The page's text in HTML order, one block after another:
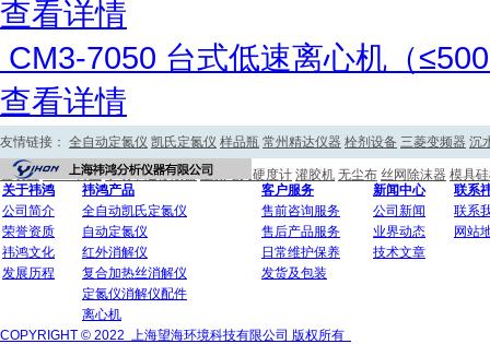
查看详情
CM3-7050 台式低速离心机（
查看详情
友情链接： 全自动定氮仪 凯氏定氮仪 样品瓶 常州精达仪器 栓剂设备 三菱变频器 沉
验装置 PTFE衬里 手动单道移液器 显微维氏硬度计 灌胶机 无尘布 丝网除沫器 模具
关于祎鸿
祎鸿产品 客户服务 新闻中心
联系
公司简介
全自动凯氏定氮仪 售前咨询服务 公司新闻
联系
荣誉资质
自动定氮仪 售后产品服务 业界动态
网站
祎鸿文化
红外消解仪 日常维护保养
技术文章
发展历程
复合加热丝消解仪
发货及包装
定氮仪消解仪配件
离心机
COPYRIGHT © 2022 上海望海环境科技有限公司 版权所有